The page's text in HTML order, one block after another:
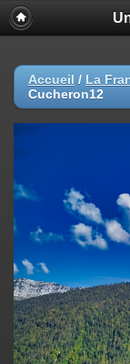
Accueil / La
Cucheron12